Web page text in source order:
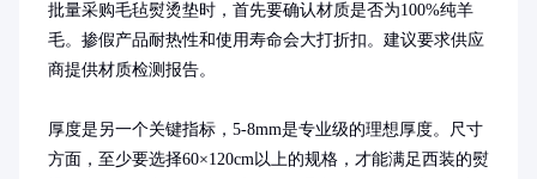
批量采购毛毡熨烫垫时，首先要确认材质是否为100%纯羊
毛。掺假产品耐热性和使用寿命会大打折扣。建议要求供应
商提供材质检测报告。
厚度是另一个关键指标，5-8mm是专业级的理想厚度。尺寸
方面，至少要选择60×120cm以上的规格，才能满足西装的熨